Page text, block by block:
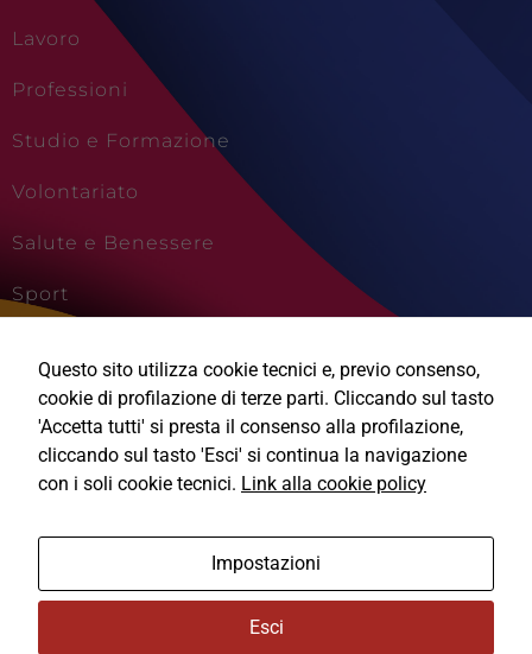
Lavoro
Professioni
Studio e Formazione
Volontariato
Salute e Benessere
Sport
Viaggi e Vacanze
Ⓒ2026, Technical Design s.r.l.
Informativa Privacy
Questo sito utilizza cookie tecnici e, previo consenso,
cookie di profilazione di terze parti. Cliccando sul tasto
'Accetta tutti' si presta il consenso alla profilazione,
cliccando sul tasto 'Esci' si continua la navigazione
con i soli cookie tecnici. Link alla cookie policy
Impostazioni
Esci